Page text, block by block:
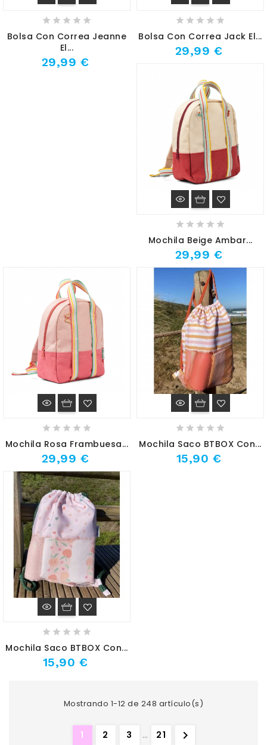
Bolsa Con Correa Jeanne
El...
29,99 €
Bolsa Con Correa Jack El...
29,99 €
Mochila Beige Ambar...
29,99 €
Mochila Rosa Frambuesa...
29,99 €
Mochila Saco BTBOX Con...
15,90 €
Mochila Saco BTBOX Con...
15,90 €
Mostrando 1-12 de 248 artículo(s)
1 2 3 … 21 